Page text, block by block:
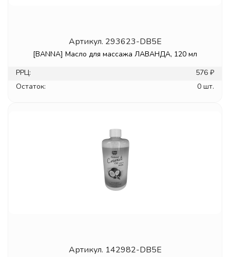
Артикул. 293623-DB5E
[BANNA] Масло для массажа ЛАВАНДА, 120 мл
РРЦ:
576 ₽
Остаток:
0 шт.
Артикул. 142982-DB5E